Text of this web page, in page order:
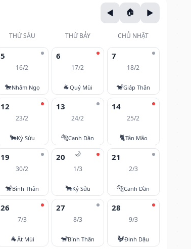
THỨ SÁU THỨ BẢY
CHỦ NHẬT
5
16/2
🐎Nhâm Ngọ
6
17/2
🐐Quý Mùi
7
18/2
🐒Giáp Thân
12
23/2
🐂Kỷ Sửu
13
24/2
🐅Canh Dần
14
25/2
🐈Tân Mão
19
30/2
🐒Bính Thân
🌙
20
1/3
🐂Kỷ Sửu
21
2/3
🐅Canh Dần
26
7/3
🐐Ất Mùi
27
8/3
🐒Bính Thân
28
9/3
🐓Đinh Dậu